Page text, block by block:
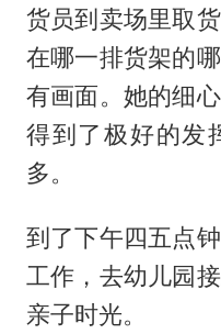
货员到卖场里取
在哪一排货架的
有画面。她的细
得到了极好的
多。
到了下午四五点
工作，去幼儿园
亲子时光。